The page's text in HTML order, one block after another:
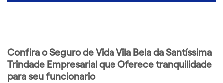
Confira o Seguro de Vida Vila Bela da Santíssima
Trindade Empresarial que Oferece tranquilidade
para seu funcionario